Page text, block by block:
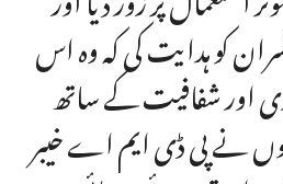
کو ہدایت کی کہ وہ اس
اور شفافیت کے ساتھ
نے پی ڈی ایم اے خیبر